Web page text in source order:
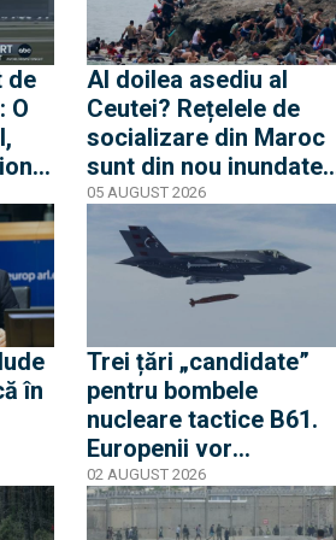
de
O
a
Al doilea asediu al
Ceutei? Rețelele de
socializare din Maroc
sunt din nou inundate
de mesaje pentru o
nouă mobilizare către
orașul spaniol
05 AUGUST 2026
în
Trei țări „candidate”
pentru bombele
nucleare tactice B61.
Europenii vor
dislocarea în Est
pentru a convinge
02 AUGUST 2026